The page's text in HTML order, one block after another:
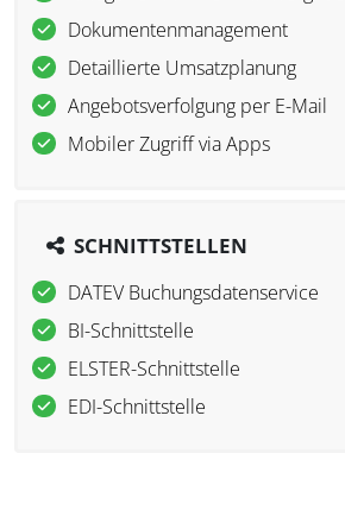
Dokumentenmanagement
Detaillierte Umsatzplanung
Angebotsverfolgung per E-Mail
Mobiler Zugriff via Apps
SCHNITTSTELLEN
DATEV Buchungsdatenservice
BI-Schnittstelle
ELSTER-Schnittstelle
EDI-Schnittstelle